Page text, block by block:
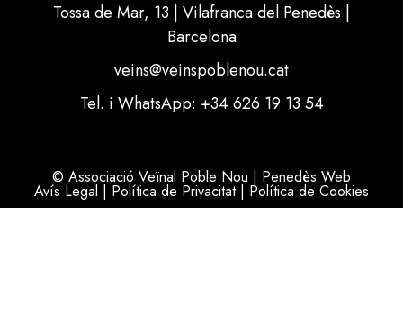
Tossa de Mar, 13 | Vilafranca del Penedès |
Barcelona
veins@veinspoblenou.cat
Tel. i WhatsApp: +34 626 19 13 54
© Associació Veïnal Poble Nou | Penedès Web
Avís Legal | Política de Privacitat| Política de Cookies